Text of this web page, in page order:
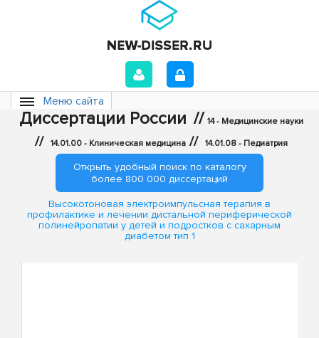
Меню сайта
Диссертации России // 14 - Медицинские науки
// 14.01.00 - Клиническая медицина // 14.01.08 - Педиатрия
Открыть удобный поиск по каталогу
более 800 000 диссертаций
Высокотоновая электроимпульсная терапия в
профилактике и лечении дистальной периферической
полинейропатии у детей и подростков с сахарным
диабетом тип 1